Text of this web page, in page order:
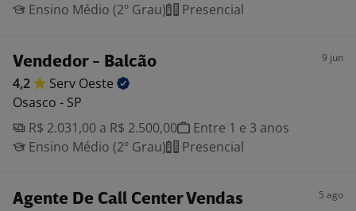
Ensino Médio (2º Grau)
Presencial
Vendedor - Balcão 9 jun
4,2 Serv Oeste
Osasco - SP
R$ 2.031,00 a R$ 2.500,00
Entre 1 e 3 anos
Ensino Médio (2º Grau)
Presencial
Agente De Call Center Vendas 5 ago